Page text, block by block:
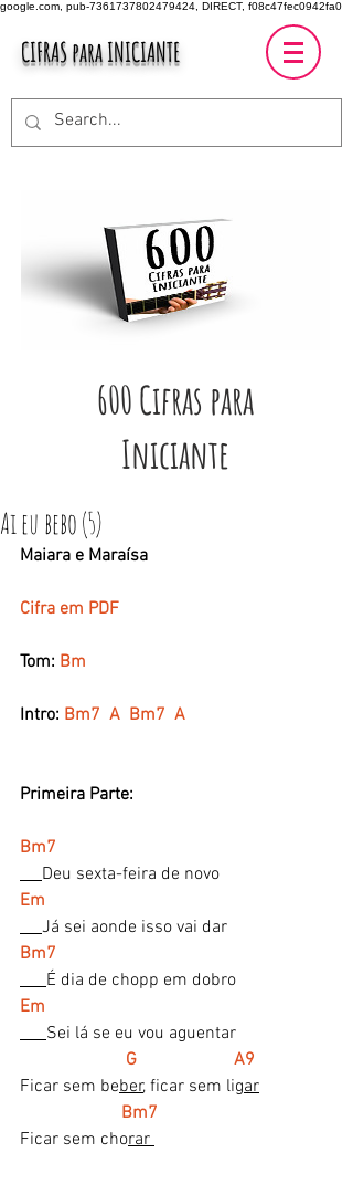
google.com, pub-7361737802479424, DIRECT, f08c47fec0942fa0
CIFRAS para INICIANTE
600 Cifras para
Iniciante
Ai eu bebo (5)
Maiara e Maraísa
Cifra em PDF
Tom: Bm
Intro: Bm7  A  Bm7  A
Primeira Parte:
Bm7
Deu sexta-feira de novo
Em
Já sei aonde isso vai dar
Bm7
É dia de chopp em dobro
Em
Sei lá se eu vou aguentar
        G                      A9
Ficar sem beber, ficar sem ligar
   Bm7
Ficar sem chorar